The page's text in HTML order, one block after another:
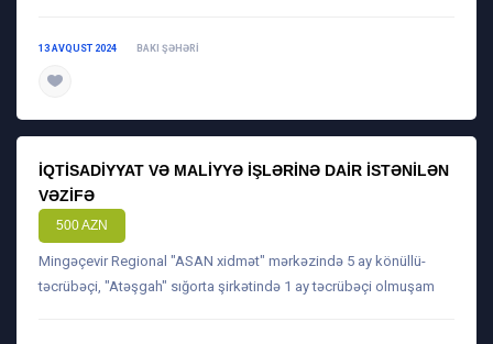
13 AVQUST 2024 BAKI ŞƏHƏRI
İQTISADIYYAT VƏ MALIYYƏ IŞLƏRINƏ DAIR ISTƏNILƏN
VƏZIFƏ
500 AZN
Mingəçevir Regional "ASAN xidmət" mərkəzində 5 ay könüllü-
təcrübəçi, "Atəşgah" sığorta şirkətində 1 ay təcrübəçi olmuşam